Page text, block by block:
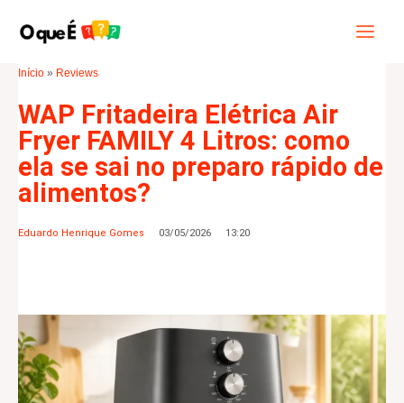
para
Pesquisar
Início » Reviews
WAP Fritadeira Elétrica Air
Fryer FAMILY 4 Litros: como
ela se sai no preparo rápido de
alimentos?
Eduardo Henrique Gomes 03/05/2026 13:20